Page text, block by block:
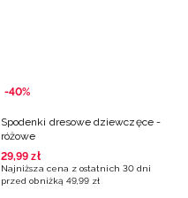
-40%
Spodenki dresowe dziewczęce -
różowe
29,99 zł
Najniższa cena z ostatnich 30 dni
przed obniżką 49,99 zł